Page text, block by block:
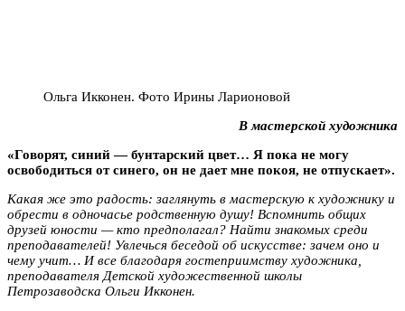
Ольга Икконен. Фото Ирины Ларионовой
В мастерской художника
«Говорят, синий — бунтарский цвет… Я пока не могу
освободиться от синего, он не дает мне покоя, не отпускает».
Какая же это радость: заглянуть в мастерскую к художнику и
обрести в одночасье родственную душу! Вспомнить общих
друзей юности — кто предполагал? Найти знакомых среди
преподавателей! Увлечься беседой об искусстве: зачем оно и
чему учит… И все благодаря гостеприимству художника,
преподавателя Детской художественной школы
Петрозаводска Ольги Икконен.